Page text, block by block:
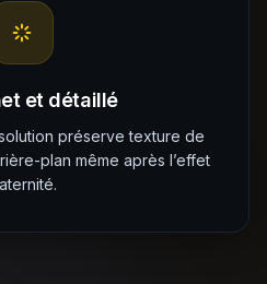
et détaillé
préserve texture de
plan même après l’effet